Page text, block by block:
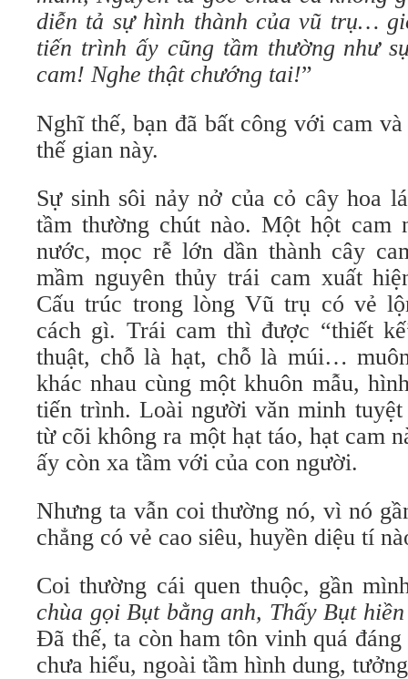
diễn tả sự hình thành của vũ trụ…
tiến trình ấy cũng tầm thường như
cam! Nghe thật chướng tai!”
Nghĩ thế, bạn đã bất công với cam
thế gian này.
Sự sinh sôi nảy nở của cỏ cây hoa
tầm thường chút nào. Một hột cam
nước, mọc rễ lớn dần thành cây
mầm nguyên thủy trái cam xuất
Cấu trúc trong lòng Vũ trụ có vẻ
cách gì. Trái cam thì được “thiết
thuật, chỗ là hạt, chỗ là múi…
khác nhau cùng một khuôn mẫu,
tiến trình. Loài người văn minh
từ cõi không ra một hạt táo, hạt cam
ấy còn xa tầm với của con người.
Nhưng ta vẫn coi thường nó, vì nó
chẳng có vẻ cao siêu, huyền diệu tí
Coi thường cái quen thuộc, gần
chùa gọi Bụt bằng anh, Thấy Bụt
Đã thế, ta còn ham tôn vinh quá
chưa hiểu, ngoài tầm hình dung,